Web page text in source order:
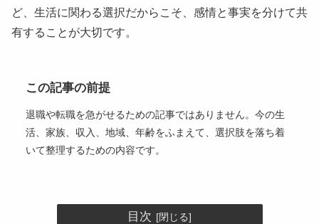
ど、生活に関わる選択だからこそ、感情と事実を分けて共
有することが大切です。
この記事の前提
退職や転職を急がせるための記事ではありません。今の生
活、家族、収入、地域、年齢をふまえて、選択肢を落ち着
いて整理するための内容です。
目次